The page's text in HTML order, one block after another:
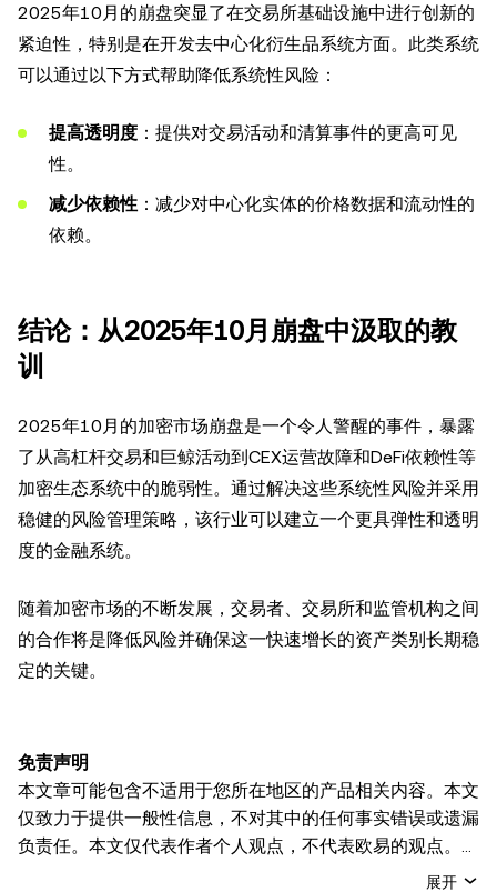
2025年10月的崩盘突显了在交易所基础设施中进行创新的
紧迫性，特别是在开发去中心化衍生品系统方面。此类系统
可以通过以下方式帮助降低系统性风险：
提高透明度 ：提供对交易活动和清算事件的更高可见
性。
减少依赖性 ：减少对中心化实体的价格数据和流动性的
依赖。
结论：从2025年10月崩盘中汲取的教
训
2025年10月的加密市场崩盘是一个令人警醒的事件，暴露
了从高杠杆交易和巨鲸活动到CEX运营故障和DeFi依赖性等
加密生态系统中的脆弱性。通过解决这些系统性风险并采用
稳健的风险管理策略，该行业可以建立一个更具弹性和透明
度的金融系统。
随着加密市场的不断发展，交易者、交易所和监管机构之间
的合作将是降低风险并确保这一快速增长的资产类别长期稳
定的关键。
免责声明
本文章可能包含不适用于您所在地区的产品相关内容。本文
仅致力于提供一般性信息，不对其中的任何事实错误或遗漏
负责任。本文仅代表作者个人观点，不代表欧易的观点。
本文无意提供以下任何建议，包括但不限于：(i) 投资建议
展开